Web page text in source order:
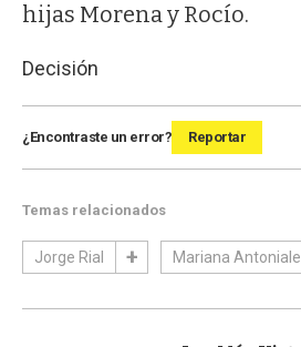
hijas Morena y Rocío.
Decisión
¿Encontraste un error? Reportar
Temas relacionados
Jorge Rial Mariana Antoniale